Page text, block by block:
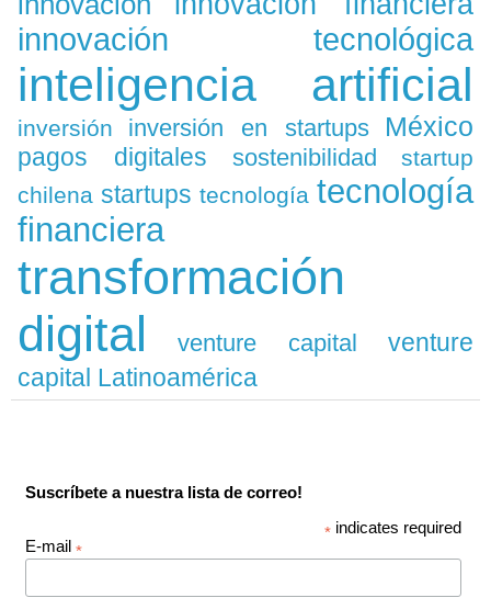
innovación tecnológica
inteligencia artificial
inversión inversión en startups México
pagos digitales sostenibilidad
startup
chilena startups tecnología tecnología
financiera
transformación
digital
venture capital
venture
capital Latinoamérica
Suscríbete a nuestra lista de correo!
* indicates required
E-mail *